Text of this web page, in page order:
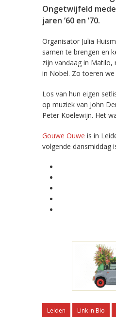
Ongetwijfeld
jaren ’60 en ’70.
Organisator Julia
samen te brengen en
zijn vandaag in
in Nobel. Zo toeren we
Los van hun eigen
op muziek van John
Peter Koelewijn. Het
Gouwe Ouwe is in
volgende dansmiddag
Leiden Link in Bio